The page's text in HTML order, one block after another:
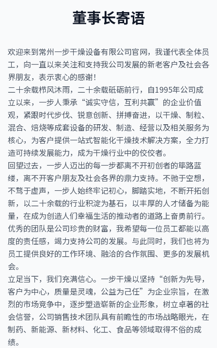
董事长寄语
欢迎来到常州一步干燥设备有限公司官网，我谨代表全体员
工，向一直以来关注和支持我公司发展的新老客户及社会各
界朋友，表示衷心的感谢！
二十余载栉风沐雨，二十余载砥砺前行，自1995年公司成
立以来，一步人秉承“诚实守信，互利共赢”的企业价值
观，紧跟时代步伐、锐意创新、拼搏奋进，以干燥、制粒、
混合、焙烧等成套设备的研发、制造、经营以及相关服务为
核心，为客户提供一站式智能化干燥技术解决方案，全力打
造可持续发展能力，成为干燥行业中的佼佼者。
回望过去，一步人迈出的每一步都离不开初创者的筚路蓝
缕，离不开客户朋友及社会各界的鼎力支持。不驰于空想，
不骛于虚声，一步人始终牢记初心，脚踏实地，不断开拓创
新，以二十余载的行业积淀为基石，以丰厚的人才储备为能
量，在成为创造人们幸福生活的推动者的道路上奋勇前行。
优秀的团队是公司珍贵的财富，我希望每一位员工都能以高
度的责任感，竭力支持公司的发展。与此同时，我们也将为
员工提供良好的工作环境、融洽的合作氛围、更多的发展机
会。
立足当下，我们充满信心。一步干燥以坚持“创新为先导，
客户为中心，质量是灵魂，公益为己任”为企业宗旨，在激
烈的市场竞争中，逐步塑造崭新的企业形象，树立卓著的社
会信誉，公司销售技术团队具有前瞻性的市场战略眼光，在
制药、新能源、新材料、化工、食品等领域取得不俗的成
绩。